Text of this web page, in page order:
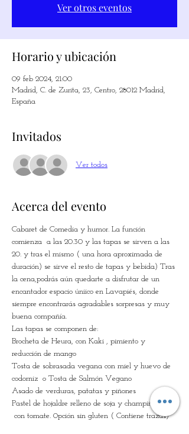
Ver otros eventos
Horario y ubicación
09 feb 2024, 21:00
Madrid, C. de Zurita, 23, Centro, 28012 Madrid,
España
Invitados
Ver todos
Acerca del evento
Cabaret de Comedia y humor. La función
comienza  a las 20.30 y las tapas se sirven a las
20. y tras el mismo ( una hora aproximada de
duración) se sirve el resto de tapas y bebida) Tras
la cena,podrás aún quedarte a disfrutar de un
encantador espacio úniico en Lavapiés, donde
siempre encontrarás agradables sorpresas y muy
buena compañía.
Las tapas se componen de:
Brocheta de Heura, con Kaki , pimiento y
reducción de mango
Tosta de sobrasada vegana con miel y huevo de
codorniz  o Tosta de Salmón Vegano
Asado de verduras, patatas y piñones
Pastel de hojaldre relleno de soja y champiñones
con tomate. 0pción sin gluten ( Contiene trazas)